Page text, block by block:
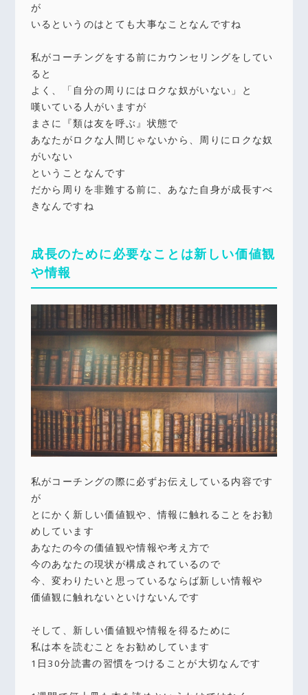
が
いるというのはとても大事なことなんですね
私がコーチングをする前にカウンセリングをしてい
ると
よく、「自分の周りにはロクな奴がいない」と
嘆いている人がいますが
まさに『類は友を呼ぶ』状態で
あなたがロクな人間じゃないから、周りにロクな奴
がいない
ということなんです
だから周りを非難する前に、あなた自身が成長すべ
きなんですね
成長のために必要なことは新しい価値観
や情報
私がコーチングの際に必ずお伝えしている内容です
が
とにかく新しい価値観や、情報に触れることをお勧
めしています
あなたの今の価値観や情報や考え方で
今のあなたの現状が構成されているので
今、変わりたいと思っているならば新しい情報や
価値観に触れないといけないんです
そして、新しい価値観や情報を得るために
私は本を読むことをお勧めしています
1日30分読書の習慣をつけることが大切なんです